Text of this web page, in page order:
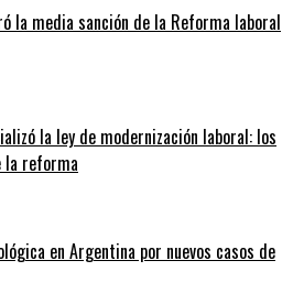
la media sanción de la Reforma laboral
la ley de modernización laboral: los
la reforma
en Argentina por nuevos casos de